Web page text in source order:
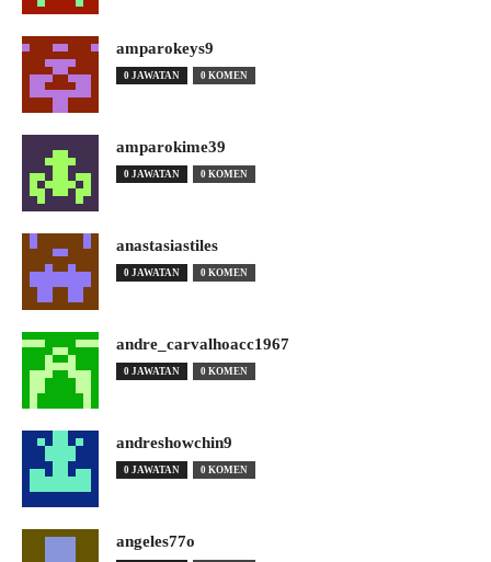
amparokeys9
0 JAWATAN 0 KOMEN
amparokime39
0 JAWATAN 0 KOMEN
anastasiastiles
0 JAWATAN 0 KOMEN
andre_carvalhoacc1967
0 JAWATAN 0 KOMEN
andreshowchin9
0 JAWATAN 0 KOMEN
angeles77o